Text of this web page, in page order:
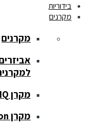
בידוריות
מקרנים
מקרנים
אביזרים
למקרנים
מקרן BENQ
מקרן Epson